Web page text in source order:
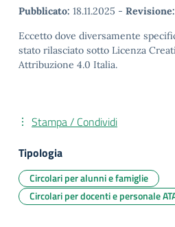
Pubblicato: 18.11.2025 - Revisione:
Eccetto dove diversamente
stato rilasciato sotto Licenza
Attribuzione 4.0 Italia.
Stampa / Condividi
Tipologia
Circolari per alunni e famiglie
Circolari per docenti e personale